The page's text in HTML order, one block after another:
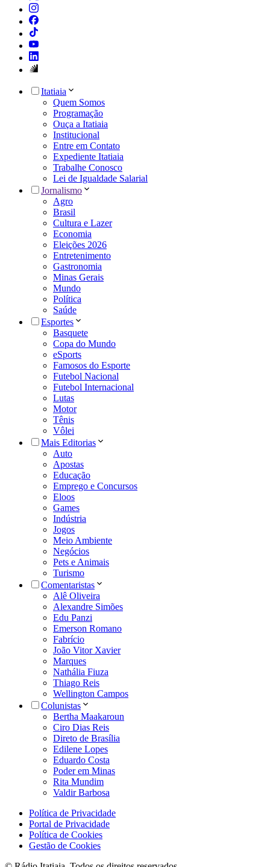
Itatiaia
Quem Somos
Programação
Ouça a Itatiaia
Institucional
Entre em Contato
Expediente Itatiaia
Trabalhe Conosco
Lei de Igualdade Salarial
Jornalismo
Agro
Brasil
Cultura e Lazer
Economia
Eleições 2026
Entretenimento
Gastronomia
Minas Gerais
Mundo
Política
Saúde
Esportes
Basquete
Copa do Mundo
eSports
Famosos do Esporte
Futebol Nacional
Futebol Internacional
Lutas
Motor
Tênis
Vôlei
Mais Editorias
Auto
Apostas
Educação
Emprego e Concursos
Eloos
Games
Indústria
Jogos
Meio Ambiente
Negócios
Pets e Animais
Turismo
Comentaristas
Alê Oliveira
Alexandre Simões
Edu Panzi
Emerson Romano
Fabrício
João Vitor Xavier
Marques
Nathália Fiuza
Thiago Reis
Wellington Campos
Colunistas
Bertha Maakaroun
Ciro Dias Reis
Direto de Brasília
Edilene Lopes
Eduardo Costa
Poder em Minas
Rita Mundim
Valdir Barbosa
Política de Privacidade
Portal de Privacidade
Política de Cookies
Gestão de Cookies